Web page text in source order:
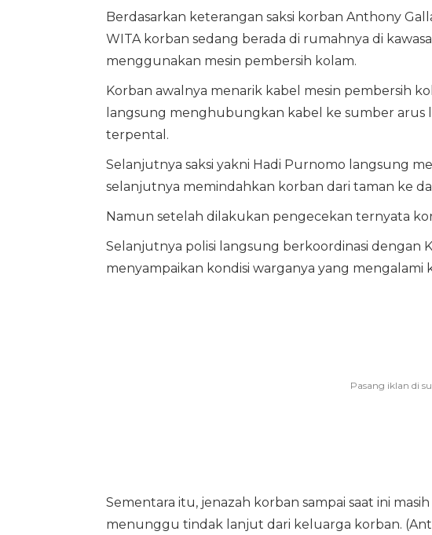
Berdasarkan keterangan saksi korban Anthony
WITA korban sedang berada di rumahnya di
menggunakan mesin pembersih kolam.
Korban awalnya menarik kabel mesin pembersih
langsung menghubungkan kabel ke sumber arus
terpental.
Selanjutnya saksi yakni Hadi Purnomo langsung
selanjutnya memindahkan korban dari taman ke
Namun setelah dilakukan pengecekan ternyata
Selanjutnya polisi langsung berkoordinasi dengan
menyampaikan kondisi warganya yang mengalami
Sementara itu, jenazah korban sampai saat ini
menunggu tindak lanjut dari keluarga korban.